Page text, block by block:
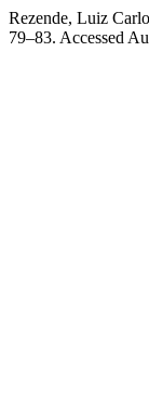
Rezende, Luiz
79–83. Accessed